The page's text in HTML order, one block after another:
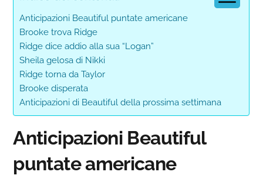
Anticipazioni Beautiful puntate americane
Brooke trova Ridge
Ridge dice addio alla sua “Logan”
Sheila gelosa di Nikki
Ridge torna da Taylor
Brooke disperata
Anticipazioni di Beautiful della prossima settimana
Anticipazioni Beautiful
puntate americane